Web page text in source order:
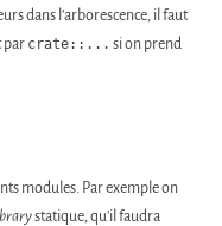
dans l’arborescence, il faut
par crate::... si on prend
modules. Par exemple on
statique, qu’il faudra